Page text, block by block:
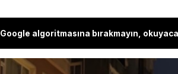
Google algoritmasına bırakmayın,